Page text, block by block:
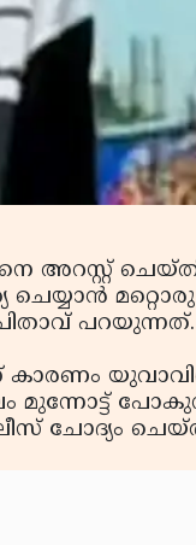
അറസ്റ്റ്
ചെയ്യാന്‍
പിതാവ് പറയുന്നത്.
ചോദ്യം